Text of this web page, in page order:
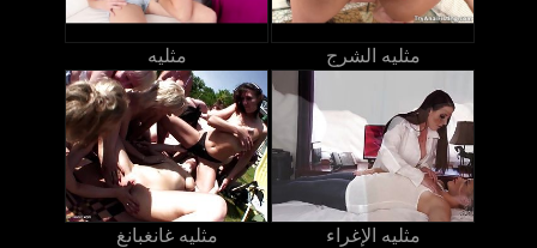
مثليه مثليه الشرج
مثليه غانغبانغ مثليه الإغراء